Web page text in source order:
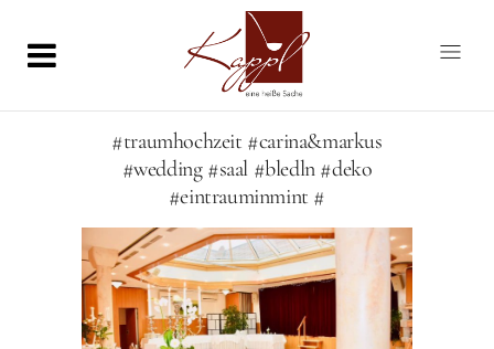
#traumhochzeit #carina&markus
#wedding #saal #bledln #deko
#eintrauminmint #